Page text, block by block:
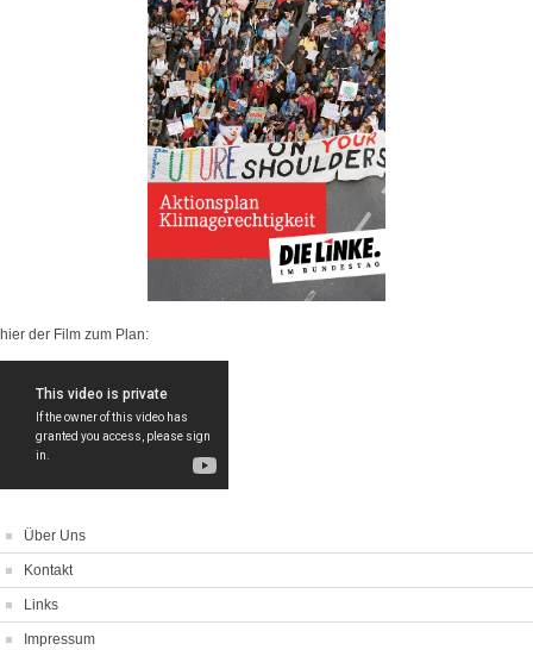
hier der Film zum Plan:
Über Uns
Kontakt
Links
Impressum